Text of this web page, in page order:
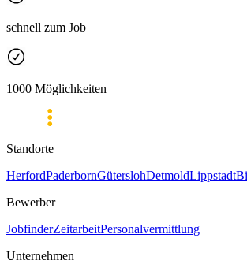
schnell zum Job
1000 Möglichkeiten
Standorte
HerfordPaderbornGüterslohDetmoldLippstadt
Bewerber
JobfinderZeitarbeitPersonalvermittlung
Unternehmen